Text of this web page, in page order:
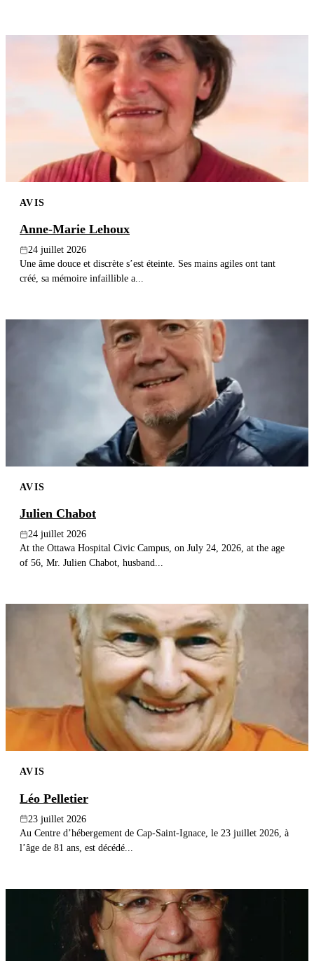
AVIS
Anne-Marie Lehoux
24 juillet 2026
Une âme douce et discrète s’est éteinte. Ses mains agiles ont tant
créé, sa mémoire infaillible a...
AVIS
Julien Chabot
24 juillet 2026
At the Ottawa Hospital Civic Campus, on July 24, 2026, at the age
of 56, Mr. Julien Chabot, husband...
AVIS
Léo Pelletier
23 juillet 2026
Au Centre d’hébergement de Cap-Saint-Ignace, le 23 juillet 2026, à
l’âge de 81 ans, est décédé...